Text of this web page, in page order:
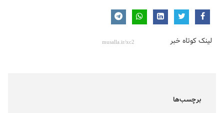
لینک کوتاه خبر
برچسب‌ها